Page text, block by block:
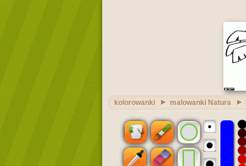
kolorowanki malowanki Natura